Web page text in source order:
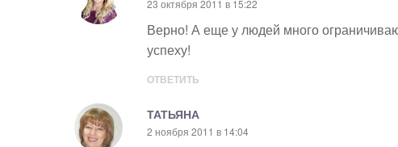
23 октября 2011 в 15:22
Верно! А еще у людей много
успеху!
ОТВЕТИТЬ
ТАТЬЯНА
2 ноября 2011 в 14:04